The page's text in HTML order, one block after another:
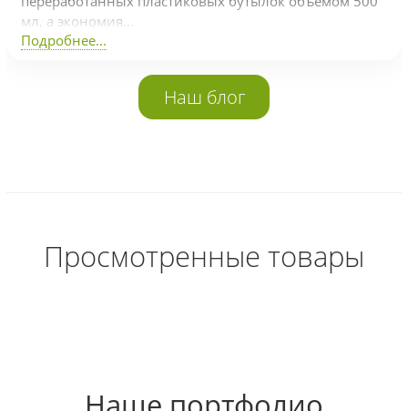
мл, а экономия...
Подробнее...
Наш блог
Просмотренные товары